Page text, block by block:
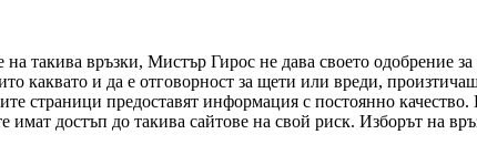
такива връзки, Мистър Гирос не дава своето одобрение
каквато и да е отговорност за щети или вреди,
страници предоставят информация с постоянно качество.
достъп до такива сайтове на свой риск. Изборът на